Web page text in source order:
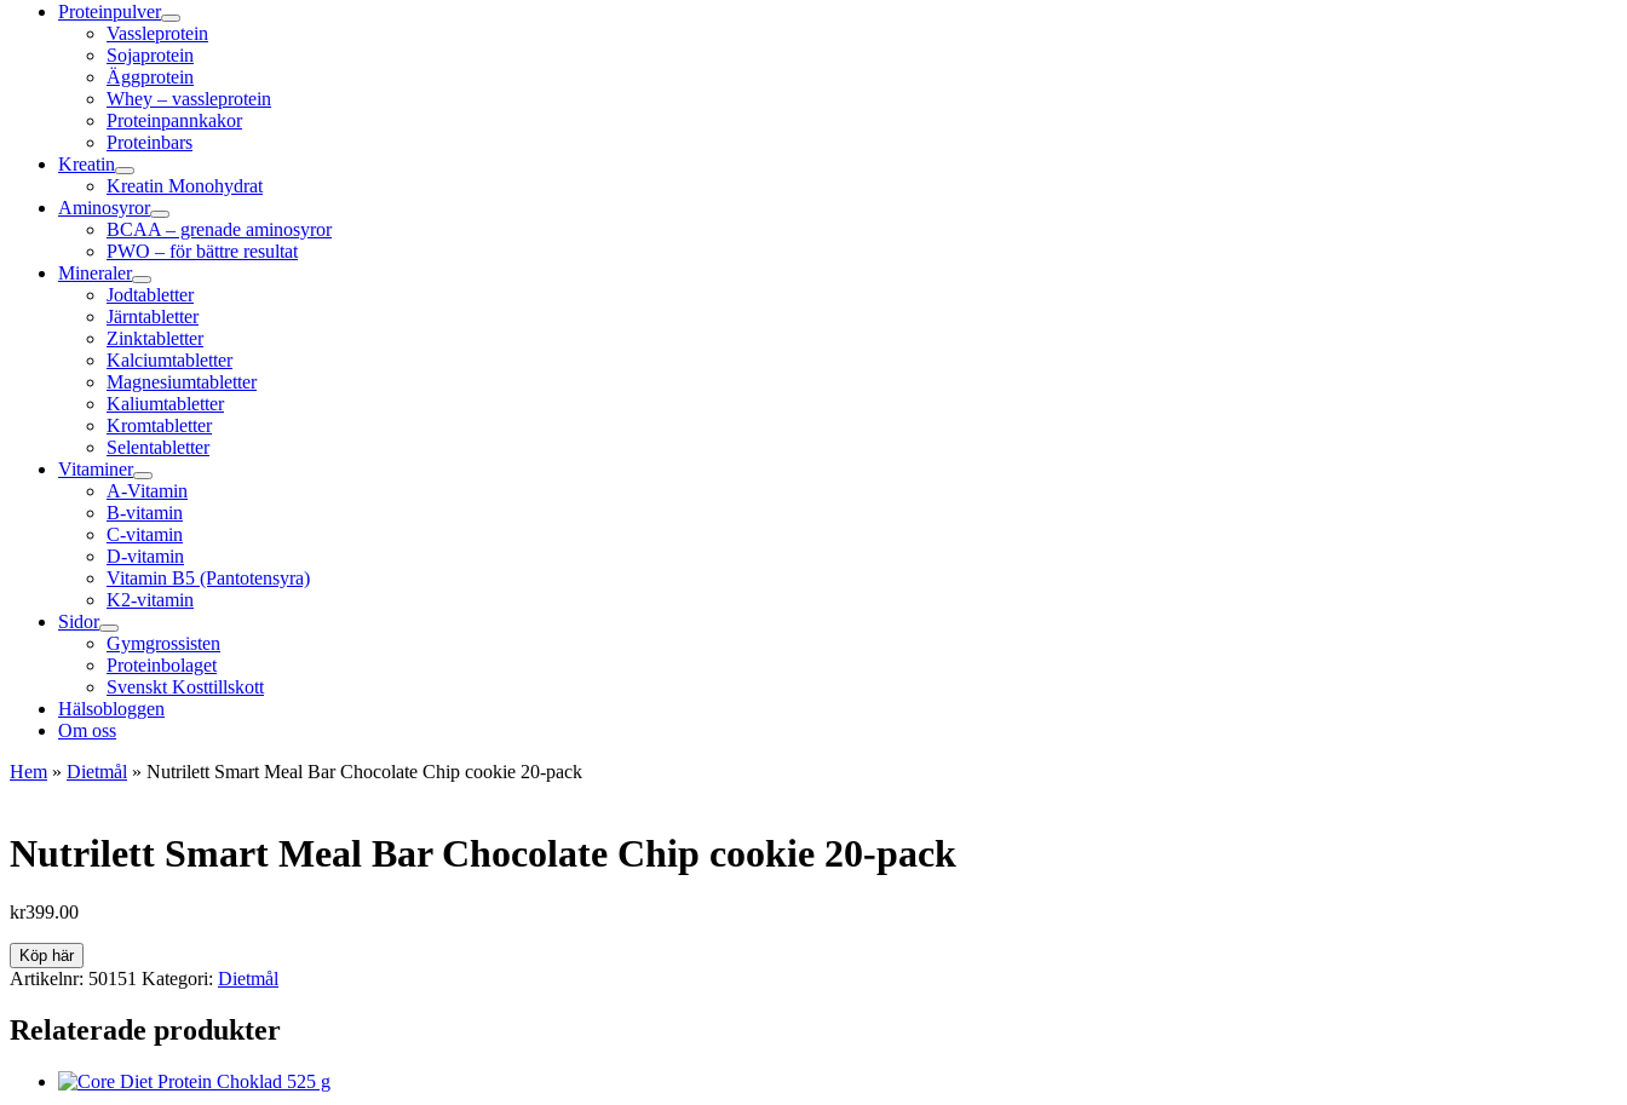
Proteinpulver
Vassleprotein
Sojaprotein
Äggprotein
Whey – vassleprotein
Proteinpannkakor
Proteinbars
Kreatin
Kreatin Monohydrat
Aminosyror
BCAA – grenade aminosyror
PWO – för bättre resultat
Mineraler
Jodtabletter
Järntabletter
Zinktabletter
Kalciumtabletter
Magnesiumtabletter
Kaliumtabletter
Kromtabletter
Selentabletter
Vitaminer
A-Vitamin
B-vitamin
C-vitamin
D-vitamin
Vitamin B5 (Pantotensyra)
K2-vitamin
Sidor
Gymgrossisten
Proteinbolaget
Svenskt Kosttillskott
Hälsobloggen
Om oss
Hem » Dietmål » Nutrilett Smart Meal Bar Chocolate Chip cookie 20-pack
Nutrilett Smart Meal Bar Chocolate Chip cookie 20-pack
kr399.00
Köp här
Artikelnr: 50151 Kategori: Dietmål
Relaterade produkter